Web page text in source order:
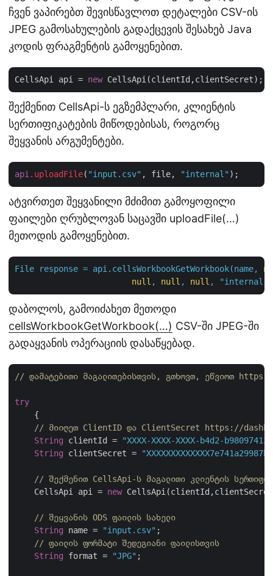
ჩვენ ვაპირებთ შევისწავლოთ დეტალები CSV-ის
JPEG გამოსახულების გადაქცევის შესახებ Java
კოდის ფრაგმენტის გამოყენებით.
CellsApi api = new
შექმენით CellsApi-ს ეგზემპლარი, კლიენტის
სერთიფიკატების მიწოდებისას, როგორც
შეყვანის არგუმენტები.
api .uploadFile( "input.csv" , file, "internal"
ატვირთეთ შეყვანილი მძიმით გამოყოფილი
ფაილები ღრუბლოვან საცავში uploadFile(…)
მეთოდის გამოყენებით.
File response = api.cellsWorkbookGetWorkbook(name,
null , null , null , "internal"
დაბოლოს, გამოიძახეთ მეთოდი
cellsWorkbookGetWorkbook(…) CSV-ში JPEG-ში
გადაყვანის ოპერაციის დასაწყებად.
// დამატებითი მაგალითებისთვის, გთხოვთ, ეწვიოთ
try
    {
// მიიღეთ ClientID და ClientSecret https://
String clientId =
"XXXX-XXXX-XXXX-b4d2-
String clientSecret =
// შექმენით CellsApi-ს მაგალითი კლიენტის
    CellsApi api =
new
// შეყვანის ODS ფაილის სახელი
String name = "input.csv" ;
// ფაილის ფორმატი შედეგიანი ფაილისთვის
String format = "JPG" ;